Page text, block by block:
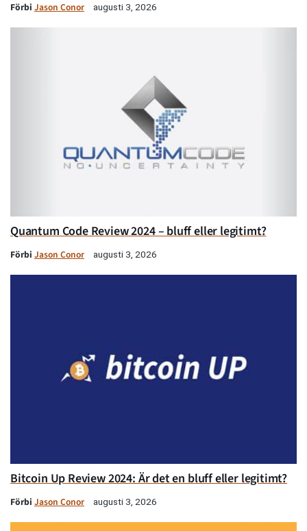
Förbi Jason Conor augusti 3, 2026
Quantum Code Review 2024 – bluff eller legitimt?
Förbi Jason Conor augusti 3, 2026
Bitcoin Up Review 2024: Är det en bluff eller legitimt?
Förbi Jason Conor augusti 3, 2026